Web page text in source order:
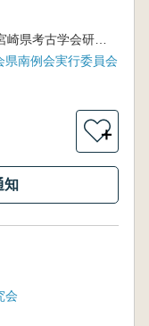
平成20年度宮崎県考古学会研究会資料集
県南例会実行委員会
＋
知
会